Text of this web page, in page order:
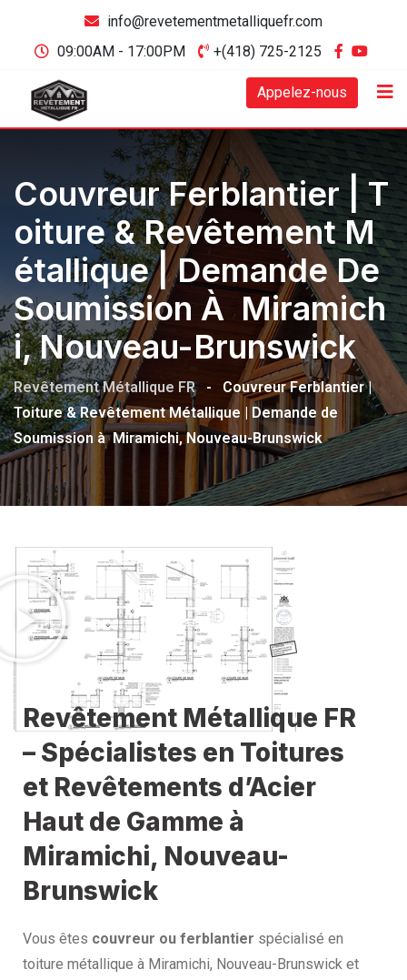
info@revetementmetalliquefr.com
09:00AM - 17:00PM
+(418) 725-2125
Appelez-nous
Couvreur Ferblantier | T
Oiture & Revêtement M
Étallique | Demande De
Soumission À Miramich
I, Nouveau-Brunswick
Revêtement Métallique FR -
Couvreur Ferblantier |
Toiture & Revêtement Métallique | Demande de
Soumission à Miramichi, Nouveau-Brunswick
Revêtement Métallique FR
– Spécialistes en Toitures
et Revêtements d’Acier
Haut de Gamme à
Miramichi, Nouveau-
Brunswick
Vous êtes couvreur ou ferblantier spécialisé en
toiture métallique à Miramichi, Nouveau-Brunswick et